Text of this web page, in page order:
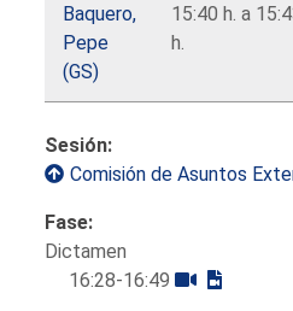
Baquero,
Pepe
(GS)
15:40 h. a
h.
Sesión:
Comisión de Asuntos
Fase:
Dictamen
16:28-16:49